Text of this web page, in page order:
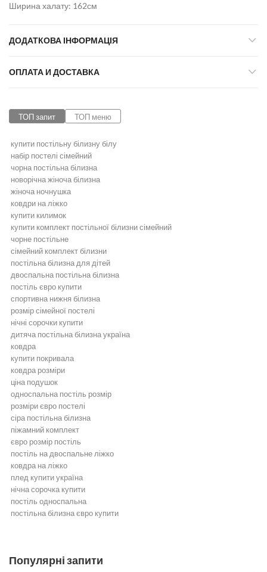
Ширина халату: 162см
ДОДАТКОВА ІНФОРМАЦІЯ
ОПЛАТА И ДОСТАВКА
ТОП запит ТОП меню
купити постільну білизну білу
набір постелі сімейний
чорна постільна білизна
новорічна жіноча білизна
жіноча ночнушка
ковдри на ліжко
купити килимок
купити комплект постільної білизни сімейний
чорне постільне
сімейний комплект білизни
постільна білизна для дітей
двоспальна постільна білизна
постіль євро купити
спортивна нижня білизна
розмір сімейної постелі
нічні сорочки купити
дитяча постільна білизна україна
ковдра
купити покривала
ковдра розміри
ціна подушок
односпальна постіль розмір
розміри євро постелі
сіра постільна білизна
піжамний комплект
євро розмір постіль
постіль на двоспальне ліжко
ковдра на ліжко
плед купити україна
нічна сорочка купити
постіль односпальна
постільна білизна євро купити
Бірюзова постільна білизна
Популярні запити